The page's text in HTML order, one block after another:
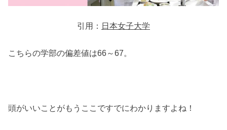
引用： 日本女子大学
こちらの学部の偏差値は66～67。
頭がいいことがもうここですでにわかりますよね！